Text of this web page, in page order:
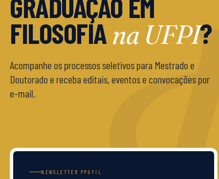
FILOSOFIAna UFPI?
Acompanhe os processos seletivos para Mestrado e
Doutorado e receba editais, eventos e convocações por
e-mail.
NEWSLETTER PPGFIL